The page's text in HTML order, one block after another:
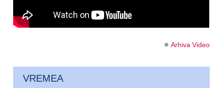
Arhiva Video
VREMEA